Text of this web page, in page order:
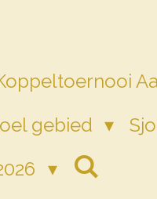
gebied